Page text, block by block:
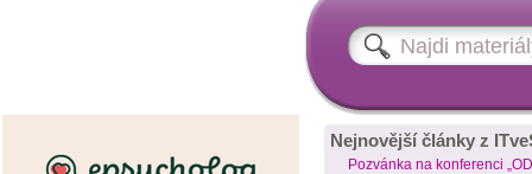
Nejnovější články z
Pozvánka na konferenci